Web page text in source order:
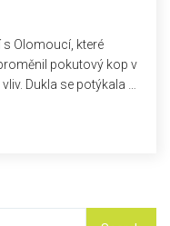
s Olomoucí, které
pokutový kop v
Dukla se potýkala s